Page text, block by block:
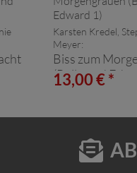
Karsten Kredel,
Meyer:
Biss zum
(Bella und
13,00 € *